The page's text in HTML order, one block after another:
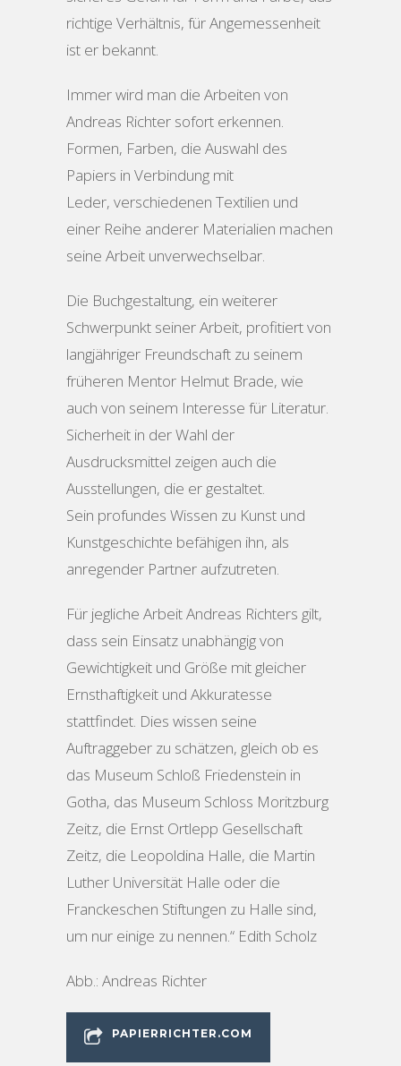
richtige Verhältnis, für Angemessenheit
ist er bekannt.
Immer wird man die Arbeiten von
Andreas Richter sofort erkennen.
Formen, Farben, die Auswahl des
Papiers in Verbindung mit
Leder, verschiedenen Textilien und
einer Reihe anderer Materialien machen
seine Arbeit unverwechselbar.
Die Buchgestaltung, ein weiterer
Schwerpunkt seiner Arbeit, profitiert von
langjähriger Freundschaft zu seinem
früheren Mentor Helmut Brade, wie
auch von seinem Interesse für Literatur.
Sicherheit in der Wahl der
Ausdrucksmittel zeigen auch die
Ausstellungen, die er gestaltet.
Sein profundes Wissen zu Kunst und
Kunstgeschichte befähigen ihn, als
anregender Partner aufzutreten.
Für jegliche Arbeit Andreas Richters gilt,
dass sein Einsatz unabhängig von
Gewichtigkeit und Größe mit gleicher
Ernsthaftigkeit und Akkuratesse
stattfindet. Dies wissen seine
Auftraggeber zu schätzen, gleich ob es
das Museum Schloß Friedenstein in
Gotha, das Museum Schloss Moritzburg
Zeitz, die Ernst Ortlepp Gesellschaft
Zeitz, die Leopoldina Halle, die Martin
Luther Universität Halle oder die
Franckeschen Stiftungen zu Halle sind,
um nur einige zu nennen.“ Edith Scholz
Abb.: Andreas Richter
PAPIERRICHTER.COM